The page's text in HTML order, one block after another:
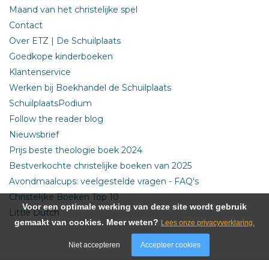
Maand van het christelijke spel
Contact
Over ETZ | De Schuilplaats
Goedkope kinderboeken
Klantenservice
Werken bij Boekhandel de Schuilplaats
SchuilplaatsPodium
Follow the reader blog
Nieuwsbrief
Prijs beste theologie boek 2024
Bestverkochte christelijke boeken van 2025
Avondmaalcups: veelgestelde vragen - FAQ's
Christelijke Boeken Top 10
Little Dutch
Voor een optimale werking van deze site wordt gebruik
gemaakt van cookies. Meer weten? Lees onze privacyverklaring.
Niet accepteren Accepteer cookies